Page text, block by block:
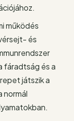
működés
és
fáradtság és a
játszik a
normál